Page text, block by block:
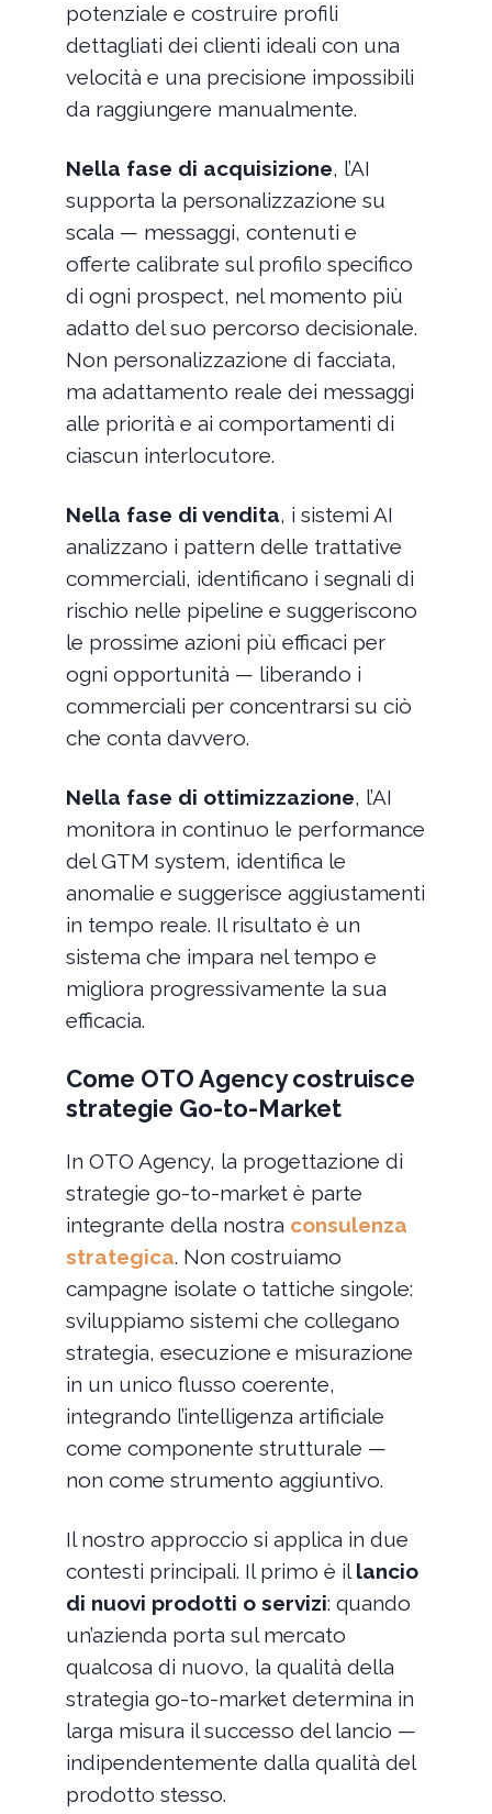
potenziale e costruire profili
dettagliati dei clienti ideali con una
velocità e una precisione impossibili
da raggiungere manualmente.
Nella fase di acquisizione, l’AI
supporta la personalizzazione su
scala — messaggi, contenuti e
offerte calibrate sul profilo specifico
di ogni prospect, nel momento più
adatto del suo percorso decisionale.
Non personalizzazione di facciata,
ma adattamento reale dei messaggi
alle priorità e ai comportamenti di
ciascun interlocutore.
Nella fase di vendita, i sistemi AI
analizzano i pattern delle trattative
commerciali, identificano i segnali di
rischio nelle pipeline e suggeriscono
le prossime azioni più efficaci per
ogni opportunità — liberando i
commerciali per concentrarsi su ciò
che conta davvero.
Nella fase di ottimizzazione, l’AI
monitora in continuo le performance
del GTM system, identifica le
anomalie e suggerisce aggiustamenti
in tempo reale. Il risultato è un
sistema che impara nel tempo e
migliora progressivamente la sua
efficacia.
Come OTO Agency costruisce
strategie Go-to-Market
In OTO Agency, la progettazione di
strategie go-to-market è parte
integrante della nostra consulenza
strategica. Non costruiamo
campagne isolate o tattiche singole:
sviluppiamo sistemi che collegano
strategia, esecuzione e misurazione
in un unico flusso coerente,
integrando l’intelligenza artificiale
come componente strutturale —
non come strumento aggiuntivo.
Il nostro approccio si applica in due
contesti principali. Il primo è il lancio
di nuovi prodotti o servizi: quando
un’azienda porta sul mercato
qualcosa di nuovo, la qualità della
strategia go-to-market determina in
larga misura il successo del lancio —
indipendentemente dalla qualità del
prodotto stesso.